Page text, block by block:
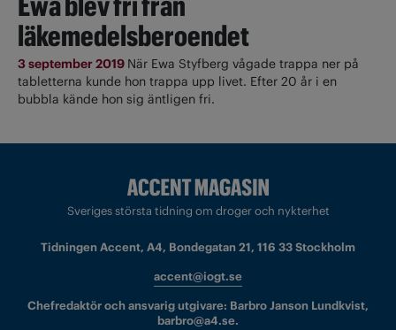
läkemedelsberoendet
3 september 2019 När Ewa Styfberg vågade trappa ner på
tabletterna kunde hon trappa upp livet. Efter 20 år i en
bubbla kände hon sig äntligen fri.
Sveriges största tidning om droger och nykterhet
Tidningen Accent, A4, Bondegatan 21, 116 33 Stockholm
accent@iogt.se
Chefredaktör och ansvarig utgivare: Barbro Janson Lundkvist,
barbro@a4.se.